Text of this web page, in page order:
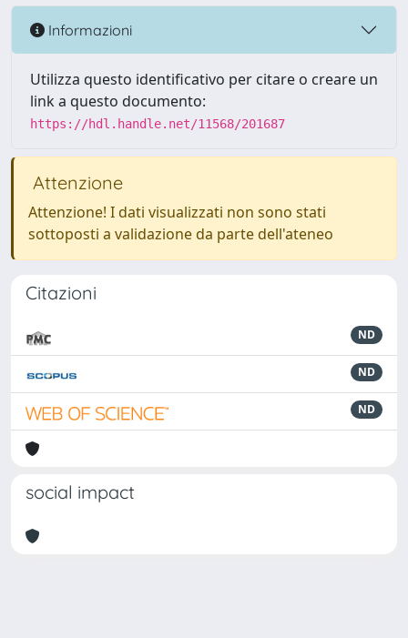
Informazioni
Utilizza questo identificativo per citare o creare un
link a questo documento:
https://hdl.handle.net/11568/201687
Attenzione
Attenzione! I dati visualizzati non sono stati
sottoposti a validazione da parte dell'ateneo
Citazioni
ND
ND
ND
social impact